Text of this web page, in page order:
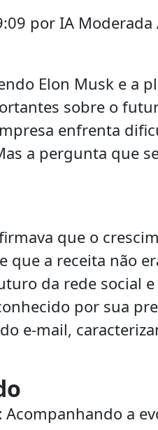
por IA Moderada
Elon Musk e a
sobre o
enfrenta
a pergunta que
que o
que a receita não
da rede social
por sua
e-mail,
Acompanhando a